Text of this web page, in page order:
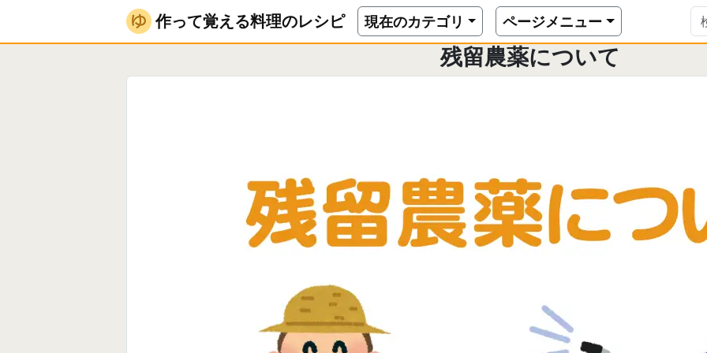
作って覚える料理のレシピ 現在のカテゴリ ページメニュー
作って覚える料理のレシピ 料理日記 残留農薬について
残留農薬について